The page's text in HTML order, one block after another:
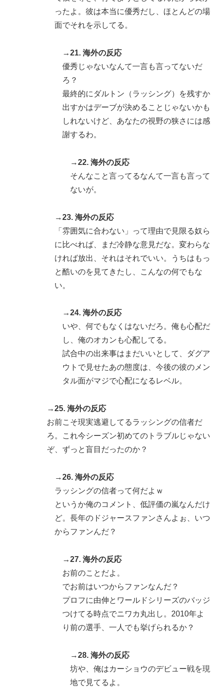
ったよ。彼は本当に優秀だし、ほとんどの場
面でそれを示してる。
→21. 海外の反応
優秀じゃないなんて一言も言ってないだ
ろ？
最終的にダルトン（ラッシング）を残すか
出すかはデーブが決めることじゃないかも
しれないけど、あなたの視野の狭さには感
謝するわ。
→22. 海外の反応
そんなこと言ってるなんて一言も言って
ないが。
→23. 海外の反応
「雰囲気に合わない」って理由で見限る奴ら
に比べれば、まだ冷静な意見だな。変わらな
ければ放出、それはそれでいい。うちはもっ
と酷いのを見てきたし、こんなの何でもな
い。
→24. 海外の反応
いや、何でもなくはないだろ。俺も心配だ
し、俺のオカンも心配してる。
試合中の出来事はまだいいとして、ダグア
ウトで見せたあの態度は、今後の彼のメン
タル面がマジで心配になるレベル。
→25. 海外の反応
お前こそ現実逃避してるラッシングの信者だ
ろ。これ今シーズン初めてのトラブルじゃない
ぞ、ずっと盲目だったのか？
→26. 海外の反応
ラッシングの信者って何だよｗ
というか俺のコメント、低評価の嵐なんだけ
ど。長年のドジャースファンさんよぉ、いつ
からファンんだ？
→27. 海外の反応
お前のことだよ。
でお前はいつからファンなんだ？
プロフに由伸とワールドシリーズのバッジ
つけてる時点でニワカ丸出し。2010年よ
り前の選手、一人でも挙げられるか？
→28. 海外の反応
坊や、俺はカーショウのデビュー戦を現
地で見てるよ。